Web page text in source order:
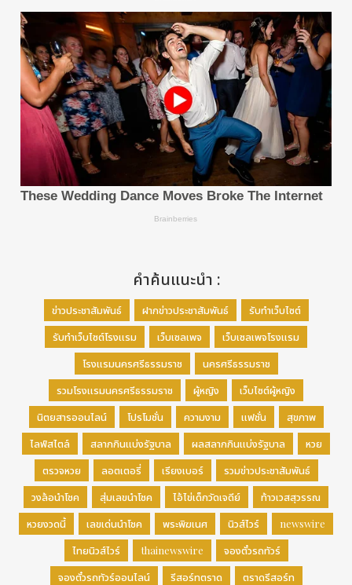
คำค้นแนะนำ :
ข่าวประชาสัมพันธ์ ฝากข่าวประชาสัมพันธ์
รับทำเว็บไซต์
รับทำเว็บไซต์โรงแรม
เว็บเซลเพจ
เว็บเซลเพจโรงแรม
โรงแรมนครศรีธรรมราช
นครศรีธรรมราช
รวมโรงแรมนครศรีธรรมราช
ผู้หญิง
เว็บไซต์ผู้หญิง
นิตยสารออนไลน์
โปรโมชั่น ความงาม แฟชั่น
สุขภาพ
ไลฟ์สไตล์
สลากกินแบ่งรัฐบาล ผลสลากกินแบ่งรัฐบาล
หวย
ตรวจหวย
ลอตเตอรี่ เรียงเบอร์
รวมข่าวประชาสัมพันธ์
วงล้อนำโชค
สุ่มเลขนำโชค ไอ้ไข่เด็กวัดเจดีย์
ท้าวเวสสุวรรณ
หวยงวดนี้
เลขเด่นนำโชค พระพิฆเนศ นิวส์ไวร์
newswire
ไทยนิวส์ไวร์
thainewswire
จองตั๋วรถทัวร์
จองตั๋วรถทัวร์ออนไลน์
รีสอร์ทตราด
ตราดรีสอร์ท